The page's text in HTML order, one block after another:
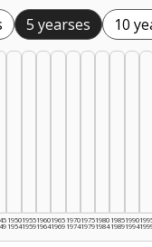
5 yearses 10
1950
1954
1955
1959
1960
1964
1965
1969
1970
1974
1975
1979
1980
1984
1985
1989
1990
1994